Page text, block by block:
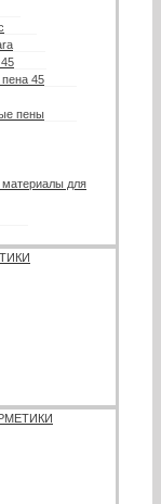
45
пены
для